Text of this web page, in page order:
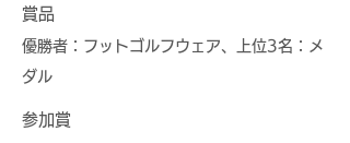
賞品
優勝者：フットゴルフウェア、上位3名：メ
ダル
参加賞